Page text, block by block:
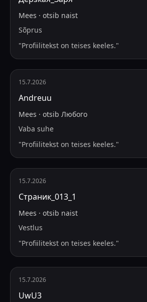
Mees · otsib naist
Sõprus
"Profiilitekst on teises keeles."
15.7.2026
Andreuu
Mees · otsib Любого
Vaba suhe
"Profiilitekst on teises keeles."
15.7.2026
Страник_013_1
Mees · otsib naist
Vestlus
"Profiilitekst on teises keeles."
15.7.2026
UwU3